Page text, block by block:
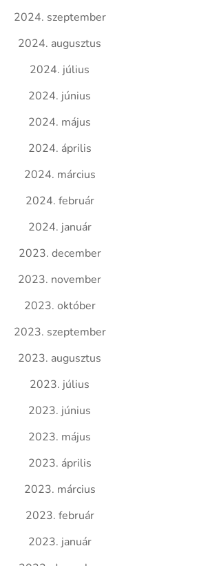
2024. szeptember
2024. augusztus
2024. július
2024. június
2024. május
2024. április
2024. március
2024. február
2024. január
2023. december
2023. november
2023. október
2023. szeptember
2023. augusztus
2023. július
2023. június
2023. május
2023. április
2023. március
2023. február
2023. január